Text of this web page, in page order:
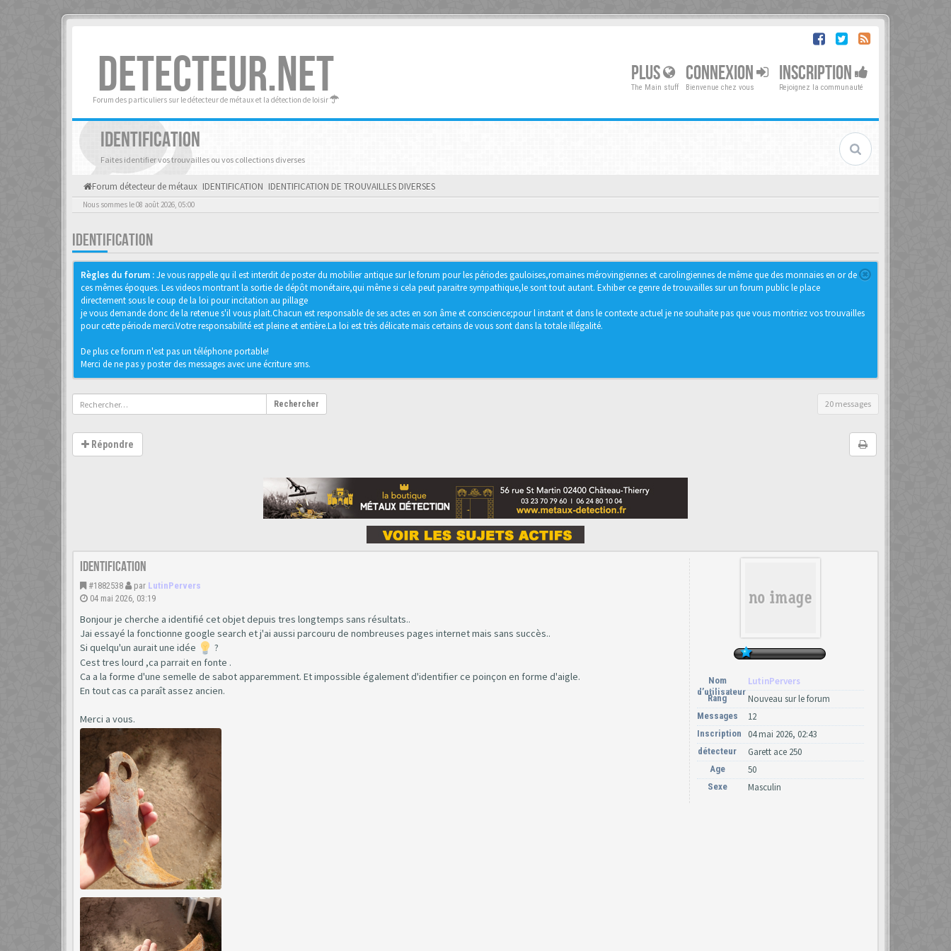
DETECTEUR.NET
Forum des particuliers sur le détecteur de métaux et la détection de loisir
PLUS
The Main stuff
CONNEXION
Bienvenue chez vous
INSCRIPTION
Rejoignez la communauté
IDENTIFICATION
Faites identifier vos trouvailles ou vos collections diverses
Forum détecteur de métaux IDENTIFICATION IDENTIFICATION DE TROUVAILLES DIVERSES
Nous sommes le 08 août 2026, 05:00
IDENTIFICATION
Règles du forum :Je vous rappelle qu il est interdit de poster du mobilier antique sur le forum pour les périodes gauloises,romaines mérovingiennes et carolingiennes de même que des monnaies en or de
ces mêmes époques. Les videos montrant la sortie de dépôt monétaire,qui même si cela peut paraitre sympathique,le sont tout autant. Exhiber ce genre de trouvailles sur un forum public le place
directement sous le coup de la loi pour incitation au pillage
je vous demande donc de la retenue s'il vous plait.Chacun est responsable de ses actes en son âme et conscience;pour l instant et dans le contexte actuel je ne souhaite pas que vous montriez vos trouvailles
pour cette période merci.Votre responsabilité est pleine et entière.La loi est très délicate mais certains de vous sont dans la totale illégalité.
De plus ce forum n'est pas un téléphone portable!
Merci de ne pas y poster des messages avec une écriture sms.
Rechercher 20 messages
Répondre
Identification
#1882538 par LutinPervers
04 mai 2026, 03:19
Bonjour je cherche a identifié cet objet depuis tres longtemps sans résultats..
Jai essayé la fonctionne google search et j'ai aussi parcouru de nombreuses pages internet mais sans succès..
Si quelqu'un aurait une idée
?
Cest tres lourd ,ca parrait en fonte .
Ca a la forme d'une semelle de sabot apparemment. Et impossible également d'identifier ce poinçon en forme d'aigle.
En tout cas ca paraît assez ancien.
Merci a vous.
Nom
d’utilisateur
LutinPervers
Rang Nouveau sur le forum
Messages 12
Inscription 04 mai 2026, 02:43
détecteur Garett ace 250
Age 50
Sexe Masculin